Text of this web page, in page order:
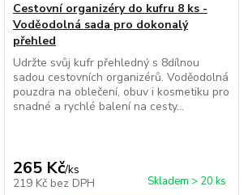
Cestovní organizéry do kufru 8 ks -
Voděodolná sada pro dokonalý
přehled
Udržte svůj kufr přehledný s 8dílnou
sadou cestovních organizérů. Voděodolná
pouzdra na oblečení, obuv i kosmetiku pro
snadné a rychlé balení na cesty...
265 Kč/ks
219 Kč bez DPH Skladem > 20 ks